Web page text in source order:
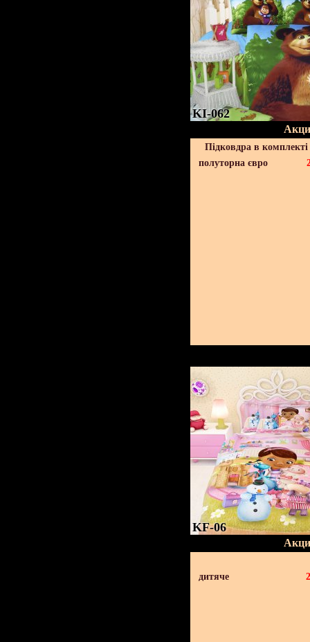
KI-062
Підковдра в
полуторна євро
KF-06
дитяче